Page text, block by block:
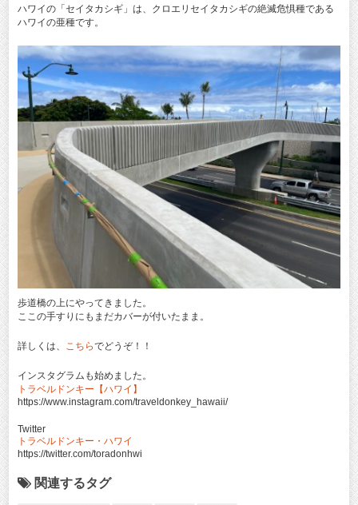
ハワイの「セイタカシギ」は、クロエリセイタカシギの絶滅危惧種である
ハワイの亜種です。
歩道橋の上にやってきました。
ここの手すりにもまだカバーが付いたまま。
詳しくは、 こちらでどうぞ！！
インスタグラムも始めました。
トラベルドンキー【ハワイ】
https://www.instagram.com/traveldonkey_hawaii/
Twitter
トラベルドンキー・ハワイ
https://twitter.com/toradonhwi
関連するタグ